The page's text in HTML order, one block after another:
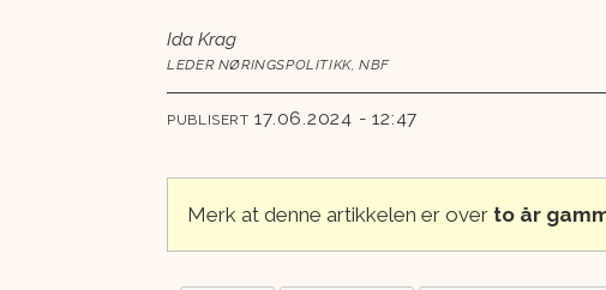
Ida Krag
LEDER NØRINGSPOLITIKK, NBF
PUBLISERT 17.06.2024 - 12:47
Merk at denne artikkelen er over to år